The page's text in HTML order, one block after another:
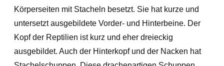
Körperseiten mit Stacheln besetzt. Sie hat kurze und
untersetzt ausgebildete Vorder- und Hinterbeine. Der
Kopf der Reptilien ist kurz und eher dreieckig
ausgebildet. Auch der Hinterkopf und der Nacken hat